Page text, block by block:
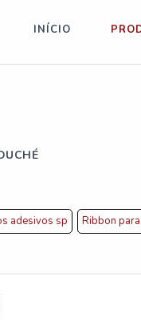
INÍCIO
adesivos sp Ribbon